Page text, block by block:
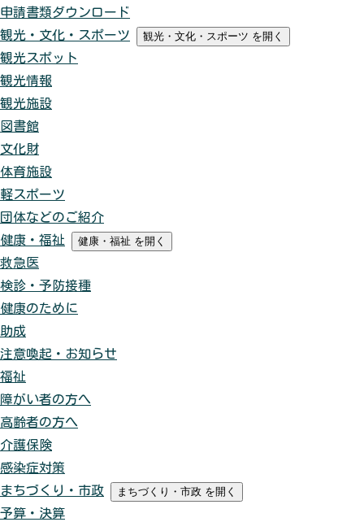
申請書類ダウンロード
観光・文化・スポーツ
観光・文化・スポーツ を開く
観光スポット
観光情報
観光施設
図書館
文化財
体育施設
軽スポーツ
団体などのご紹介
健康・福祉
健康・福祉 を開く
救急医
検診・予防接種
健康のために
助成
注意喚起・お知らせ
福祉
障がい者の方へ
高齢者の方へ
介護保険
感染症対策
まちづくり・市政
まちづくり・市政 を開く
予算・決算